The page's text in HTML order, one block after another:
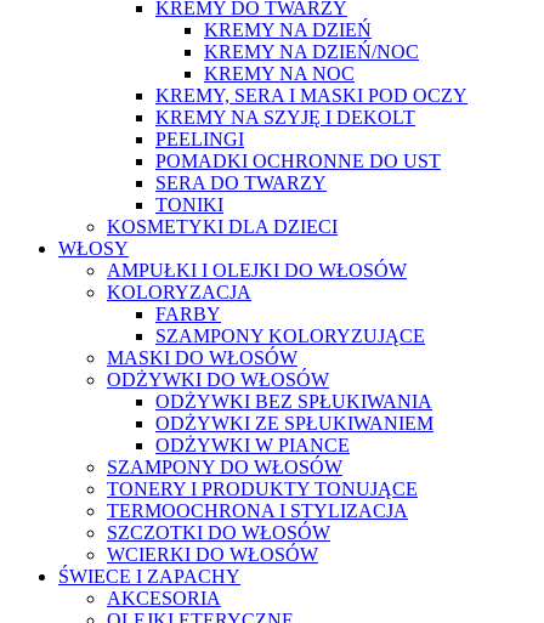
KREMY DO TWARZY
KREMY NA DZIEŃ
KREMY NA DZIEŃ/NOC
KREMY NA NOC
KREMY, SERA I MASKI POD OCZY
KREMY NA SZYJĘ I DEKOLT
PEELINGI
POMADKI OCHRONNE DO UST
SERA DO TWARZY
TONIKI
KOSMETYKI DLA DZIECI
WŁOSY
AMPUŁKI I OLEJKI DO WŁOSÓW
KOLORYZACJA
FARBY
SZAMPONY KOLORYZUJĄCE
MASKI DO WŁOSÓW
ODŻYWKI DO WŁOSÓW
ODŻYWKI BEZ SPŁUKIWANIA
ODŻYWKI ZE SPŁUKIWANIEM
ODŻYWKI W PIANCE
SZAMPONY DO WŁOSÓW
TONERY I PRODUKTY TONUJĄCE
TERMOOCHRONA I STYLIZACJA
SZCZOTKI DO WŁOSÓW
WCIERKI DO WŁOSÓW
ŚWIECE I ZAPACHY
AKCESORIA